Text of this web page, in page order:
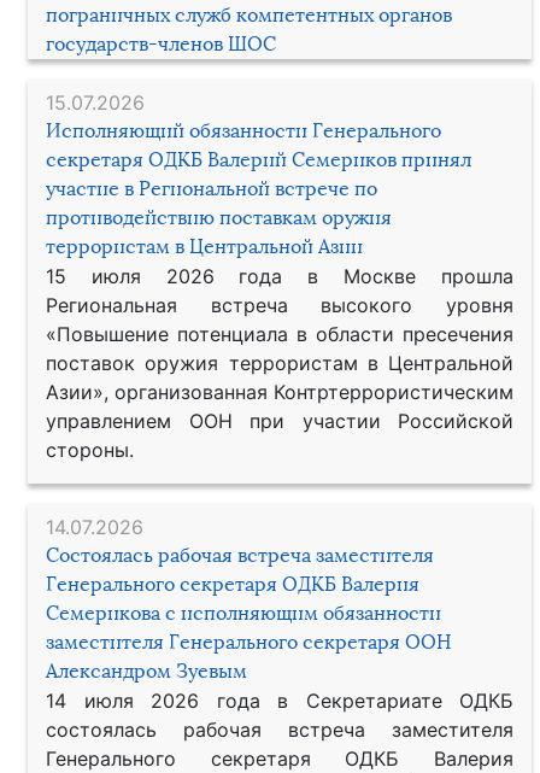
пограничных служб компетентных органов
государств-членов ШОС
15.07.2026
Исполняющий обязанности Генерального
секретаря ОДКБ Валерий Семериков принял
участие в Региональной встрече по
противодействию поставкам оружия
террористам в Центральной Азии
15 июля 2026 года в Москве прошла
Региональная встреча высокого уровня
«Повышение потенциала в области пресечения
поставок оружия террористам в Центральной
Азии», организованная Контртеррористическим
управлением ООН при участии Российской
стороны.
14.07.2026
Состоялась рабочая встреча заместителя
Генерального секретаря ОДКБ Валерия
Семерикова с исполняющим обязанности
заместителя Генерального секретаря ООН
Александром Зуевым
14 июля 2026 года в Секретариате ОДКБ
состоялась рабочая встреча заместителя
Генерального секретаря ОДКБ Валерия